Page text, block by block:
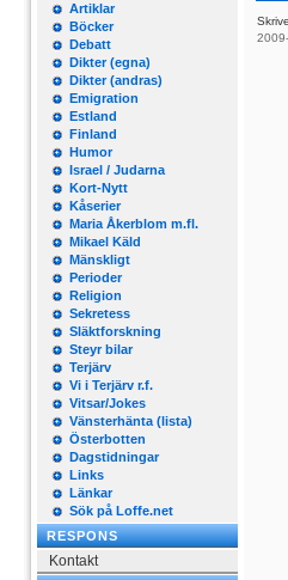
Artiklar
Böcker
Debatt
Dikter (egna)
Dikter (andras)
Emigration
Estland
Finland
Humor
Israel / Judarna
Kort-Nytt
Kåserier
Maria Åkerblom m.fl.
Mikael Käld
Mänskligt
Perioder
Religion
Sekretess
Släktforskning
Steyr bilar
Terjärv
Vi i Terjärv r.f.
Vitsar/Jokes
Vänsterhänta (lista)
Österbotten
Dagstidningar
Links
Länkar
Sök på Loffe.net
RESPONS
Kontakt